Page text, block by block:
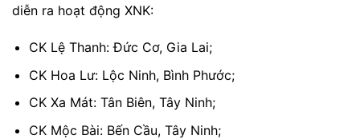
diễn ra hoạt động XNK:
CK Lệ Thanh: Đức Cơ, Gia Lai;
CK Hoa Lư: Lộc Ninh, Bình Phước;
CK Xa Mát: Tân Biên, Tây Ninh;
CK Mộc Bài: Bến Cầu, Tây Ninh;